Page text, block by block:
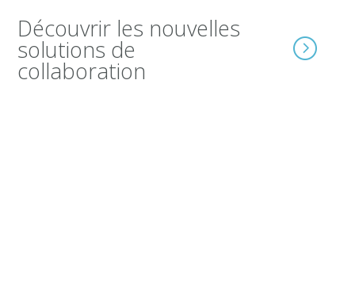
Découvrir les nouvelles
solutions de
collaboration